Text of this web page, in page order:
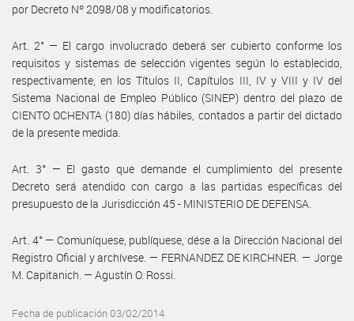
por Decreto Nº 2098/08 y modificatorios.
Art. 2° — El cargo involucrado deberá ser cubierto conforme los
requisitos y sistemas de selección vigentes según lo establecido,
respectivamente, en los Títulos II, Capítulos III, IV y VIII y IV del
Sistema Nacional de Empleo Público (SINEP) dentro del plazo de
CIENTO OCHENTA (180) días hábiles, contados a partir del dictado
de la presente medida.
Art. 3° — El gasto que demande el cumplimiento del presente
Decreto será atendido con cargo a las partidas específicas del
presupuesto de la Jurisdicción 45 - MINISTERIO DE DEFENSA.
Art. 4° — Comuníquese, publíquese, dése a la Dirección Nacional del
Registro Oficial y archívese. — FERNANDEZ DE KIRCHNER. — Jorge
M. Capitanich. — Agustín O. Rossi.
Fecha de publicación 03/02/2014